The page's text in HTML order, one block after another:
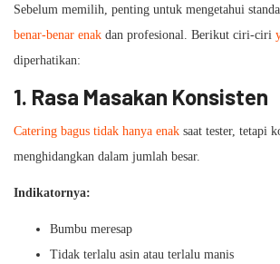
Sebelum memilih, penting untuk mengetahui
benar-benar enak dan profesional. Berikut ciri-ciri
diperhatikan:
1. Rasa Masakan Konsisten
Catering bagus tidak hanya enak saat tester, tetapi
menghidangkan dalam jumlah besar.
Indikatornya:
Bumbu meresap
Tidak terlalu asin atau terlalu manis